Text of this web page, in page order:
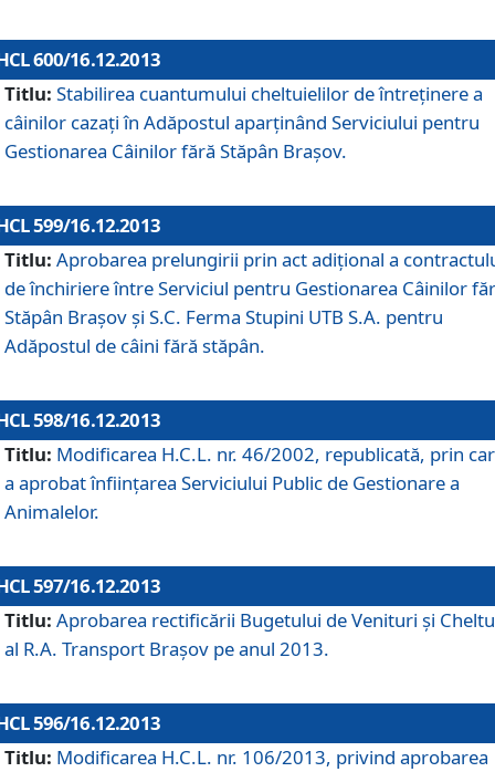
600/16.12.2013
Titlu: Stabilirea cuantumului cheltuielilor de întreţinere a
câinilor cazaţi în Adăpostul aparţinând Serviciului pentru
Gestionarea Câinilor fără Stăpân Braşov.
599/16.12.2013
Titlu: Aprobarea prelungirii prin act adiţional a
de închiriere între Serviciul pentru Gestionarea Câinilor
Stăpân Braşov şi S.C. Ferma Stupini UTB S.A. pentru
Adăpostul de câini fără stăpân.
598/16.12.2013
Titlu: Modificarea H.C.L. nr. 46/2002, republicată, prin
a aprobat înfiinţarea Serviciului Public de Gestionare a
Animalelor.
597/16.12.2013
Titlu: Aprobarea rectificării Bugetului de Venituri şi
al R.A. Transport Braşov pe anul 2013.
596/16.12.2013
Titlu: Modificarea H.C.L. nr. 106/2013, privind aprobarea